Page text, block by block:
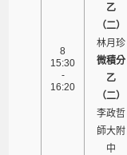
8
15:30
-
16:20
乙
（二）
林月珍
微積分
乙
（二）
李政哲
師大附
中